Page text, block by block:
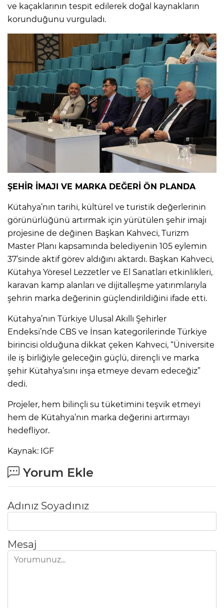
ve kaçaklarının tespit edilerek doğal kaynakların
korunduğunu vurguladı.
ŞEHİR İMAJI VE MARKA DEĞERİ ÖN PLANDA
Kütahya’nın tarihi, kültürel ve turistik değerlerinin
görünürlüğünü artırmak için yürütülen şehir imajı
projesine de değinen Başkan Kahveci, Turizm
Master Planı kapsamında belediyenin 105 eylemin
37’sinde aktif görev aldığını aktardı. Başkan Kahveci,
Kütahya Yöresel Lezzetler ve El Sanatları etkinlikleri,
karavan kamp alanları ve dijitalleşme yatırımlarıyla
şehrin marka değerinin güçlendirildiğini ifade etti.
Kütahya’nın Türkiye Ulusal Akıllı Şehirler
Endeksi’nde CBS ve İnsan kategorilerinde Türkiye
birincisi olduğuna dikkat çeken Kahveci, “Üniversite
ile iş birliğiyle geleceğin güçlü, dirençli ve marka
şehir Kütahya’sını inşa etmeye devam edeceğiz”
dedi.
Projeler, hem bilinçli su tüketimini teşvik etmeyi
hem de Kütahya’nın marka değerini artırmayı
hedefliyor.
Kaynak: IGF
Yorum Ekle
Adınız Soyadınız
Mesaj